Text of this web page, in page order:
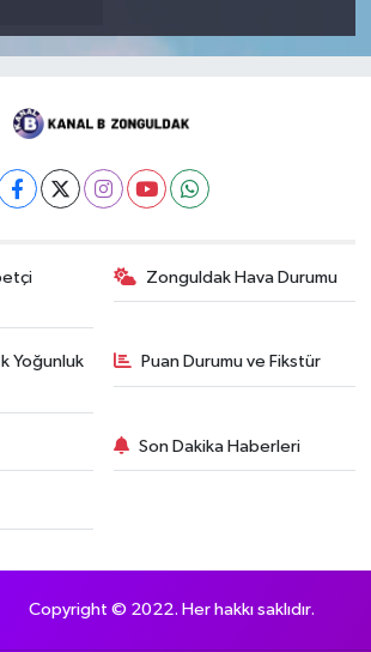
Zonguldak Hava Durumu
Yoğunluk
Puan Durumu ve Fikstür
Son Dakika Haberleri
Copyright © 2022. Her hakkı saklıdır.